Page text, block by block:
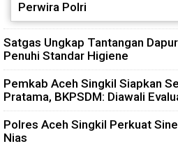
Perwira Polri
Satgas Ungkap Tantangan
Penuhi Standar Higiene
Pemkab Aceh Singkil Siapkan
Pratama, BKPSDM: Diawali
Polres Aceh Singkil Perkuat
Nias